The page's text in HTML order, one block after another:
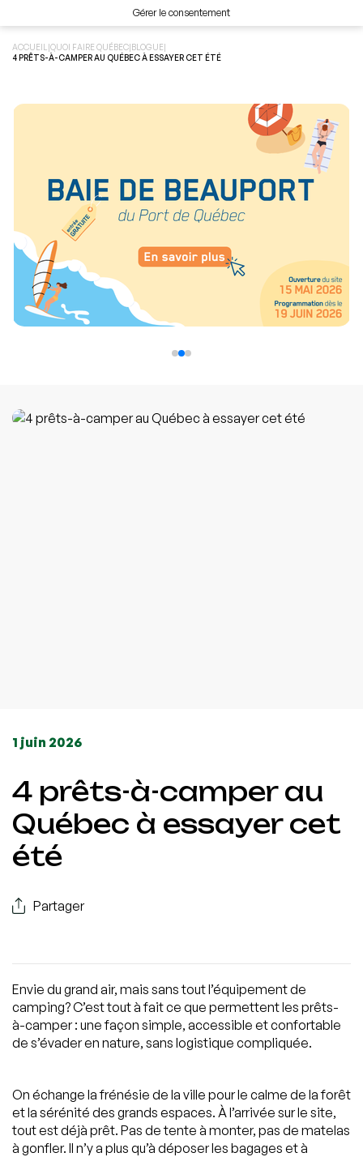
Gérer le consentement
ACCUEIL |QUOI FAIRE QUÉBEC|BLOGUE|
4 PRÊTS-À-CAMPER AU QUÉBEC À ESSAYER CET ÉTÉ
1 juin 2026
4 prêts-à-camper au
Québec à essayer cet
été
Partager
Envie du grand air, mais sans tout l’équipement de
camping? C’est tout à fait ce que permettent les prêts-
à-camper : une façon simple, accessible et confortable
de s’évader en nature, sans logistique compliquée.
On échange la frénésie de la ville pour le calme de la forêt
et la sérénité des grands espaces. À l’arrivée sur le site,
tout est déjà prêt. Pas de tente à monter, pas de matelas
à gonfler. Il n’y a plus qu’à déposer les bagages et à